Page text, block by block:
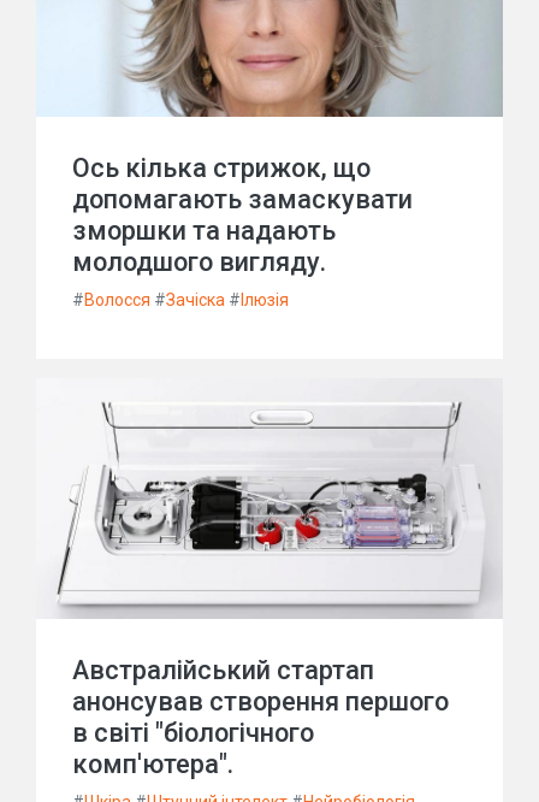
Ось кілька стрижок, що
допомагають замаскувати
зморшки та надають
молодшого вигляду.
#Волосся #Зачіска # Ілюзія
Австралійський стартап
анонсував створення першого
в світі "біологічного
комп'ютера".